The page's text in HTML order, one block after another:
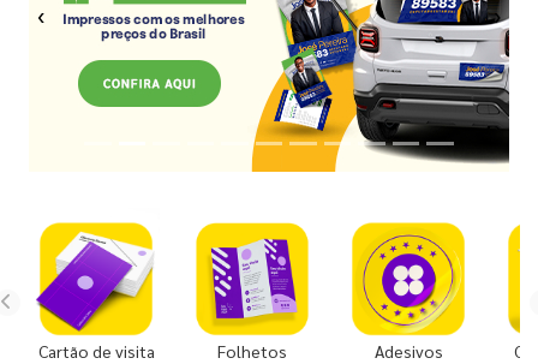
Previous Next
Cartão de visita Folhetos Adesivos